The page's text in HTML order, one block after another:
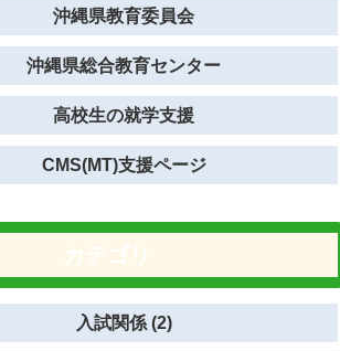
沖縄県教育委員会
沖縄県総合教育センター
高校生の就学支援
CMS(MT)支援ページ
入試関係 (2)